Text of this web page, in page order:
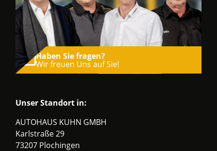
Haben Sie fragen?
Wir freuen Uns auf Sie!
Unser Standort in:
AUTOHAUS KUHN GMBH
Karlstraße 29
73207 Plochingen